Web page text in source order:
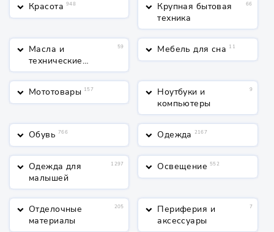
keyboard_arrow_down Красота 948 keyboard_arrow_down Крупная бытовая
техника
66
keyboard_arrow_down Масла и
технические
жидкости
59 keyboard_arrow_down Мебель для сна 11
keyboard_arrow_down Мототовары 157 keyboard_arrow_down Ноутбуки и
компьютеры
9
keyboard_arrow_down Обувь 766 keyboard_arrow_down Одежда 2167
keyboard_arrow_down Одежда для
малышей
1297 keyboard_arrow_down Освещение 552
keyboard_arrow_down Отделочные
материалы
205 keyboard_arrow_down Периферия и
аксессуары
7